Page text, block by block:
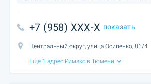
+7 (958) XXX-X показать
Центральный округ, улица Осипенко, 81/4
Ещё 1 адрес Римэкс в Тюмени